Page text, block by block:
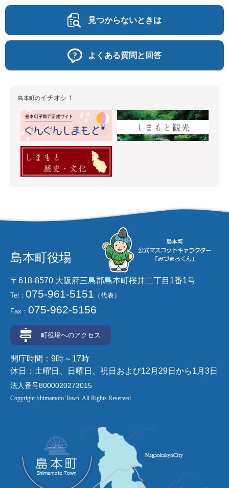
見つからないときは
よくある質問と回答
島本町のイチオシ！
島本町役場
〒618-8570 大阪府三島郡島本町桜井二丁目1番1号
Tel： 075-961-5151 （代表）
Fax： 075-962-5156
町役場へのアクセス
開庁時間：9時～17時
休日：土曜日、日曜日、祝日および12月29日から1月3日
法人番号8000020273015
Copyright Shimamoto Town. All Rights Reserved.